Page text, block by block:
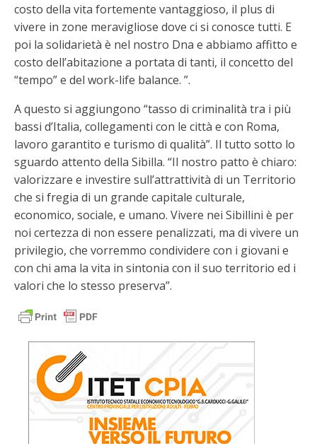
costo della vita fortemente vantaggioso, il plus di
vivere in zone meravigliose dove ci si conosce tutti. E
poi la solidarietà è nel nostro Dna e abbiamo affitto e
costo dell’abitazione a portata di tanti, il concetto del
“tempo” e del work-life balance. ”.
A questo si aggiungono “tasso di criminalità tra i più
bassi d’Italia, collegamenti con le città e con Roma,
lavoro garantito e turismo di qualità”. Il tutto sotto lo
sguardo attento della Sibilla. “Il nostro patto è chiaro:
valorizzare e investire sull’attrattività di un Territorio
che si fregia di un grande capitale culturale,
economico, sociale, e umano. Vivere nei Sibillini è per
noi certezza di non essere penalizzati, ma di vivere un
privilegio, che vorremmo condividere con i giovani e
con chi ama la vita in sintonia con il suo territorio ed i
valori che lo stesso preserva”.